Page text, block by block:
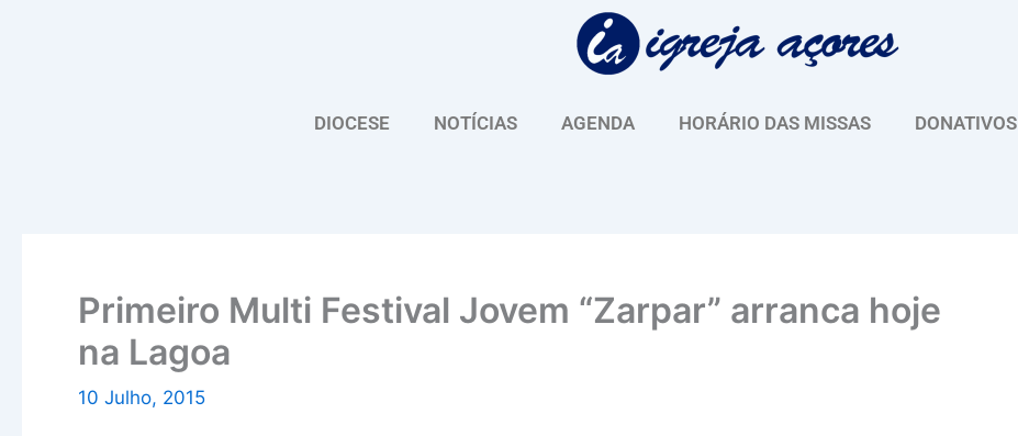
DIOCESE NOTÍCIAS AGENDA HORÁRIO DAS MISSAS DONATIVOS
Primeiro Multi Festival Jovem “Zarpar” arranca hoje
na Lagoa
10 Julho, 2015